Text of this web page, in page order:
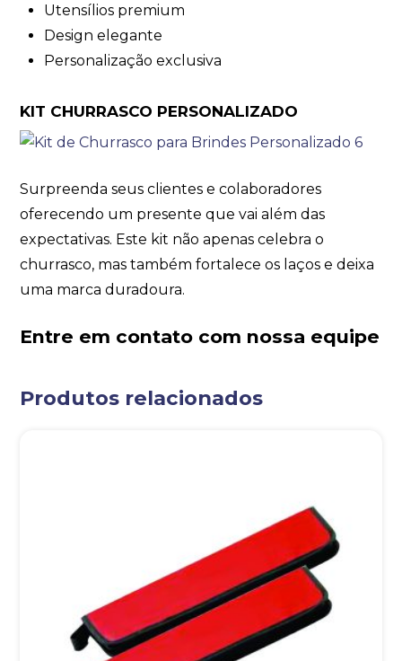
Utensílios premium
Design elegante
Personalização exclusiva
KIT CHURRASCO PERSONALIZADO
Surpreenda seus clientes e colaboradores
oferecendo um presente que vai além das
expectativas. Este kit não apenas celebra o
churrasco, mas também fortalece os laços e deixa
uma marca duradoura.
Entre em contato com nossa equipe
Produtos relacionados